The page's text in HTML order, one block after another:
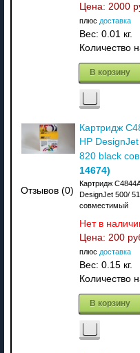
Цена: 2000
плюс доставка
Вес: 0.01 кг.
Количество
В корзину
Отзывов (0)
Картридж
HP
820 black
14674)
Картридж
DesignJet 500/
совместимый
Нет в
Цена: 200
плюс доставка
Вес: 0.15 кг.
Количество
В корзину